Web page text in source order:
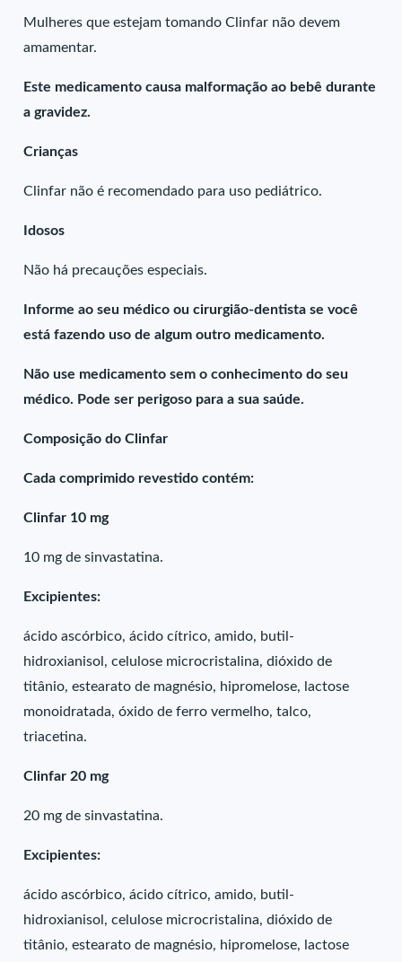
Mulheres que estejam tomando Clinfar não devem
amamentar.
Este medicamento causa malformação ao bebê durante
a gravidez.
Crianças
Clinfar não é recomendado para uso pediátrico.
Idosos
Não há precauções especiais.
Informe ao seu médico ou cirurgião-dentista se você
está fazendo uso de algum outro medicamento.
Não use medicamento sem o conhecimento do seu
médico. Pode ser perigoso para a sua saúde.
Composição do Clinfar
Cada comprimido revestido contém:
Clinfar 10 mg
10 mg de sinvastatina.
Excipientes:
ácido ascórbico, ácido cítrico, amido, butil-
hidroxianisol, celulose microcristalina, dióxido de
titânio, estearato de magnésio, hipromelose, lactose
monoidratada, óxido de ferro vermelho, talco,
triacetina.
Clinfar 20 mg
20 mg de sinvastatina.
Excipientes:
ácido ascórbico, ácido cítrico, amido, butil-
hidroxianisol, celulose microcristalina, dióxido de
titânio, estearato de magnésio, hipromelose, lactose